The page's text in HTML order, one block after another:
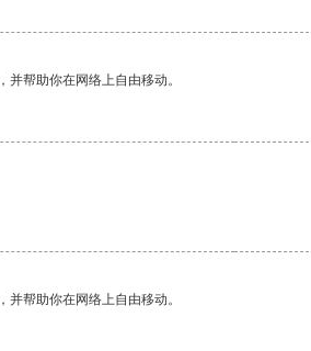
帮助你在网络上自由移动。
帮助你在网络上自由移动。